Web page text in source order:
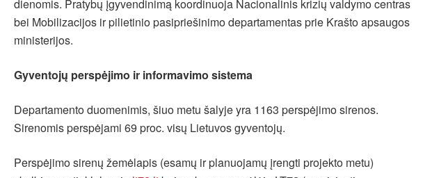
dienomis. Pratybų įgyvendinimą koordinuoja Nacionalinis krizių valdymo centras
bei Mobilizacijos ir pilietinio pasipriešinimo departamentas prie Krašto apsaugos
ministerijos.
Gyventojų perspėjimo ir informavimo sistema
Departamento duomenimis, šiuo metu šalyje yra 1163 perspėjimo sirenos.
Sirenomis perspėjami 69 proc. visų Lietuvos gyventojų.
Perspėjimo sirenų žemėlapis (esamų ir planuojamų įrengti projekto metu)